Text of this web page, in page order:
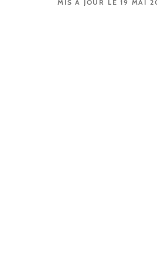
MIS À JOUR LE 19 MAI